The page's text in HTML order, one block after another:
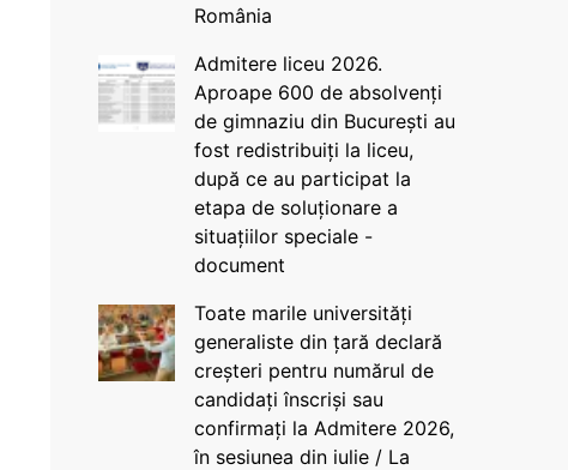
România
Admitere liceu 2026.
Aproape 600 de absolvenți
de gimnaziu din București au
fost redistribuiți la liceu,
după ce au participat la
etapa de soluționare a
situațiilor speciale -
document
Toate marile universități
generaliste din țară declară
creșteri pentru numărul de
candidați înscriși sau
confirmați la Admitere 2026,
în sesiunea din iulie / La